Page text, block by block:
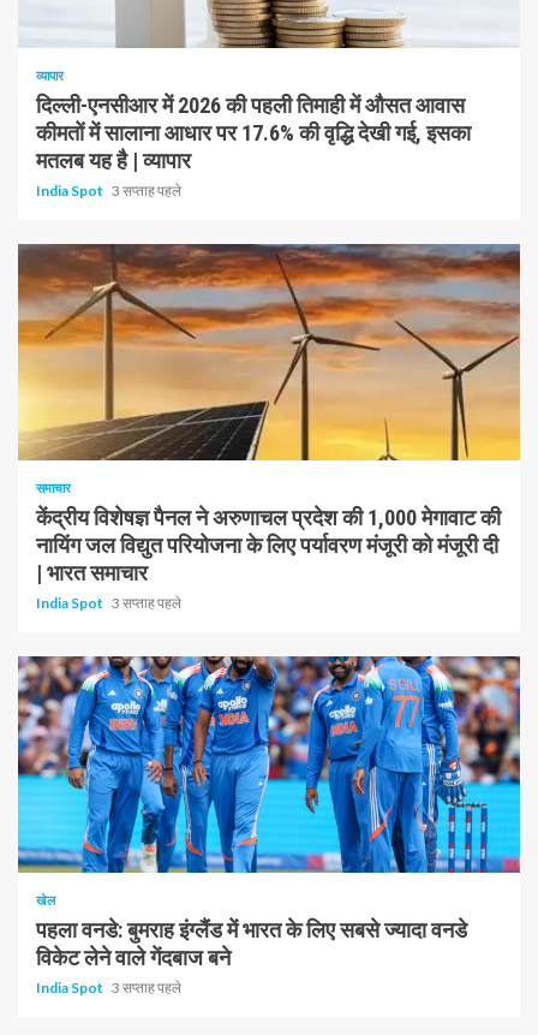
व्यापार
दिल्ली-एनसीआर में 2026 की पहली तिमाही में औसत आवास
कीमतों में सालाना आधार पर 17.6% की वृद्धि देखी गई, इसका
मतलब यह है | व्यापार
India Spot 3 सप्ताह पहले
1 न्यूनतम पढ़ा
समाचार
केंद्रीय विशेषज्ञ पैनल ने अरुणाचल प्रदेश की 1,000 मेगावाट की
नायिंग जल विद्युत परियोजना के लिए पर्यावरण मंजूरी को मंजूरी दी
| भारत समाचार
India Spot 3 सप्ताह पहले
1 न्यूनतम पढ़ा
खेल
पहला वनडे: बुमराह इंग्लैंड में भारत के लिए सबसे ज्यादा वनडे
विकेट लेने वाले गेंदबाज बने
India Spot 3 सप्ताह पहले